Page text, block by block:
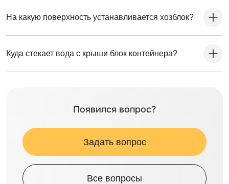
На какую поверхность устанавливается хозблок?
Куда стекает вода с крыши блок контейнера?
Появился вопрос?
Задать вопрос
Все вопросы